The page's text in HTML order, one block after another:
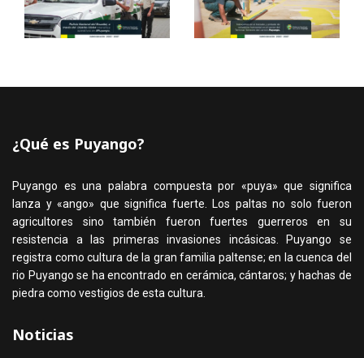
¿Qué es Puyango?
Puyango es una palabra compuesta por «puya» que significa
lanza y «ango» que significa fuerte. Los paltas no solo fueron
agricultores sino también fueron fuertes guerreros en su
resistencia a las primeras invasiones incásicas. Puyango se
registra como cultura de la gran familia paltense; en la cuenca del
rio Puyango se ha encontrado en cerámica, cántaros; y hachas de
piedra como vestigios de esta cultura.
Noticias